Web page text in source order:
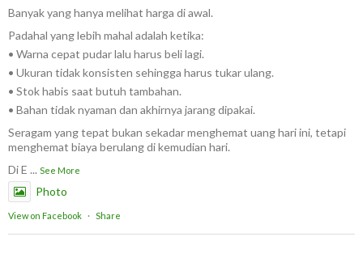
Banyak yang hanya melihat harga di awal.
Padahal yang lebih mahal adalah ketika:
• Warna cepat pudar lalu harus beli lagi.
• Ukuran tidak konsisten sehingga harus tukar ulang.
• Stok habis saat butuh tambahan.
• Bahan tidak nyaman dan akhirnya jarang dipakai.
Seragam yang tepat bukan sekadar menghemat uang hari ini, tetapi
menghemat biaya berulang di kemudian hari.
Di E ... See More
Photo
View on Facebook · Share